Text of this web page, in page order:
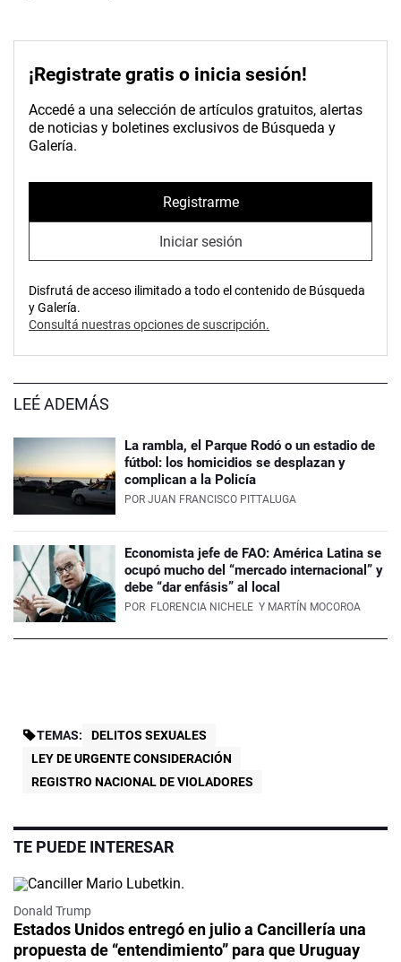
¡Registrate gratis o inicia sesión!
Accedé a una selección de artículos gratuitos, alertas
de noticias y boletines exclusivos de Búsqueda y
Galería.
Registrarme
Iniciar sesión
Disfrutá de acceso ilimitado a todo el contenido de Búsqueda
y Galería.
Consultá nuestras opciones de suscripción.
LEÉ ADEMÁS
La rambla, el Parque Rodó o un estadio de
fútbol: los homicidios se desplazan y
complican a la Policía
POR JUAN FRANCISCO PITTALUGA
Economista jefe de FAO: América Latina se
ocupó mucho del “mercado internacional” y
debe “dar enfásis” al local
POR FLORENCIA NICHELE Y MARTÍN MOCOROA
TEMAS:
DELITOS SEXUALES
LEY DE URGENTE CONSIDERACIÓN
REGISTRO NACIONAL DE VIOLADORES
TE PUEDE INTERESAR
Donald Trump
Estados Unidos entregó en julio a Cancillería una
propuesta de “entendimiento” para que Uruguay